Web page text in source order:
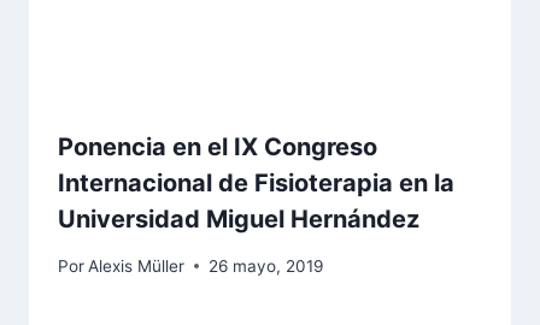
Ponencia en el IX Congreso
Internacional de Fisioterapia en la
Universidad Miguel Hernández
PorAlexis Müller 26 mayo, 2019